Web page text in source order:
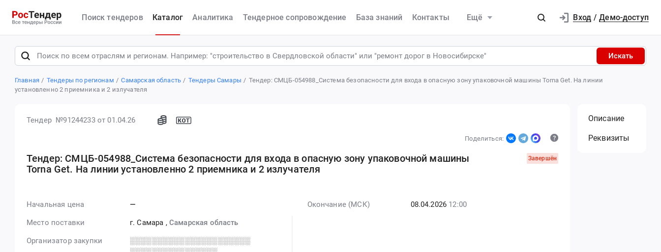
Поиск тендеров Каталог Аналитика Тендерное сопровождение База знаний Контакты Ещё Вход / Демо-доступ
Искать
Главная Тендеры по регионам Самарская область Тендеры Самары
Тендер: СМЦБ-054988_Система безопасности для входа в опасную зону упаковочной машины Torna Get. На линии
установленно 2 приемника и 2 излучателя
Тендер №91244233от 01.04.26
Поделиться:
Тендер: СМЦБ-054988_Система безопасности для входа в опасную зону упаковочной машины
Torna Get. На линии установленно 2 приемника и 2 излучателя
Завершён
Начальная цена —
Место поставки г. Самара , Самарская область
Организатор закупки
░░░░░░░░░░░░░░░░░░░░░░
Окончание (МСК) 08.04.2026 12:00
Описание
Реквизиты